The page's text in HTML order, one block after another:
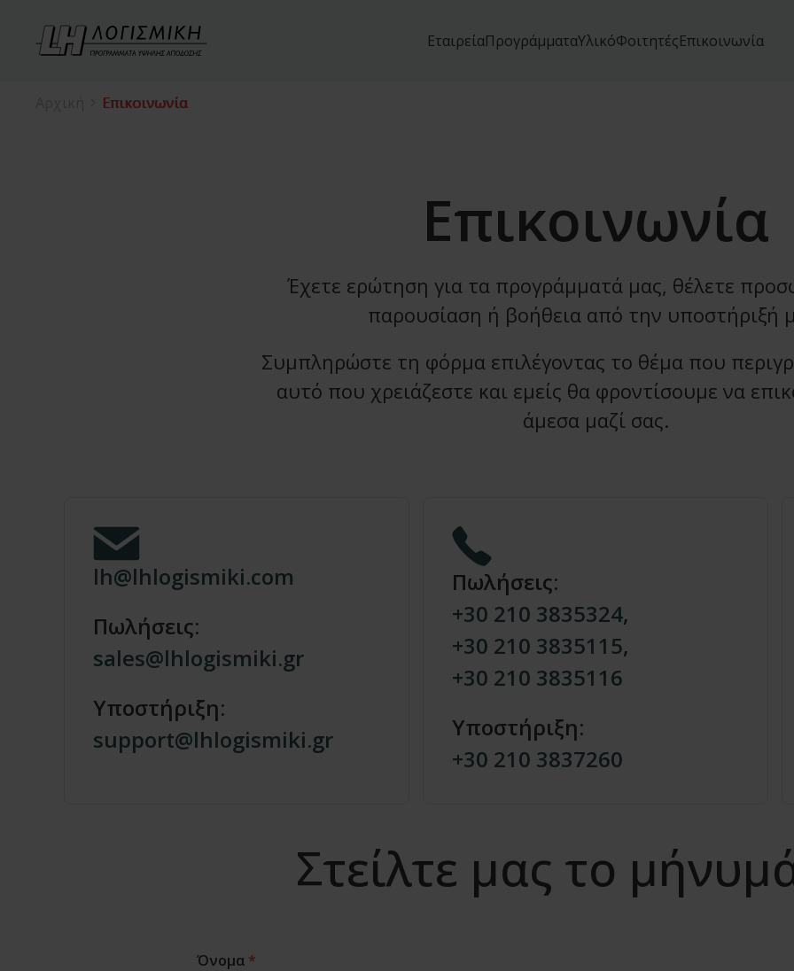
ΕταιρείαΠρογράμματαΥλικόΦοιτητέςΕπικοινωνία
Επικοινωνία
Επικοινωνία
Έχετε ερώτηση για τα προγράμματά μας, θέλετε
παρουσίαση ή βοήθεια από την υποστήριξή
Συμπληρώστε τη φόρμα επιλέγοντας το θέμα που
αυτό που χρειάζεστε και εμείς θα φροντίσουμε να
άμεσα μαζί σας.
lh@lhlogismiki.com
Πωλήσεις:
sales@lhlogismiki.gr
Υποστήριξη:
support@lhlogismiki.gr
Πωλήσεις:
+30 210 3835324,
+30 210 3835115,
+30 210 3835116
Υποστήριξη:
+30 210 3837260
Στείλτε μας το
Όνομα *